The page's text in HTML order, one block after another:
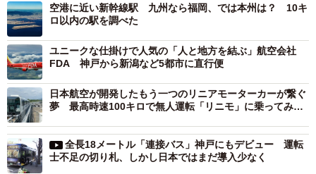
空港に近い新幹線駅 九州なら福岡、では本州は？ 10キ
ロ以内の駅を調べた
ユニークな仕掛けで人気の「人と地方を結ぶ」航空会社
FDA 神戸から新潟など5都市に直行便
日本航空が開発したもう一つのリニアモーターカーが繋ぐ
夢 最高時速100キロで無人運転「リニモ」に乗ってみ
全長18メートル「連接バス」神戸にもデビュー 運転
士不足の切り札、しかし日本ではまだ導入少なく